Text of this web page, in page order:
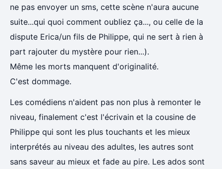
ne pas envoyer un sms, cette scène n'aura aucune
suite...qui quoi comment oubliez ça..., ou celle de la
dispute Erica/un fils de Philippe, qui ne sert à rien à
part rajouter du mystère pour rien...).
Même les morts manquent d'originalité.
C'est dommage.
Les comédiens n'aident pas non plus à remonter le
niveau, finalement c'est l'écrivain et la cousine de
Philippe qui sont les plus touchants et les mieux
interprétés au niveau des adultes, les autres sont
sans saveur au mieux et fade au pire. Les ados sont